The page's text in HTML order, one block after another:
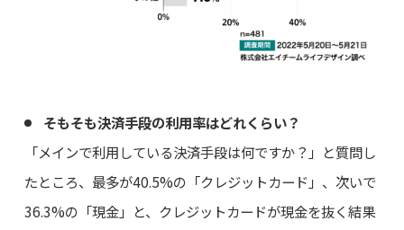
そもそも決済手段の利用率はどれくらい？
「メインで利用している決済手段は何ですか？」と質問し
たところ、最多が40.5%の「クレジットカード」、次いで
36.3%の「現金」と、クレジットカードが現金を抜く結果